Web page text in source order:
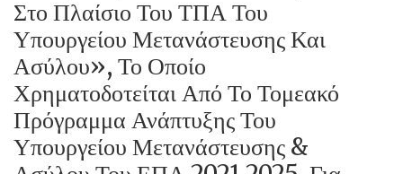
Στο Πλαίσιο Του ΤΠΑ Του
Υπουργείου Μετανάστευσης Και
Ασύλου», Το Οποίο
Χρηματοδοτείται Από Το Τομεακό
Πρόγραμμα Ανάπτυξης Του
Υπουργείου Μετανάστευσης &